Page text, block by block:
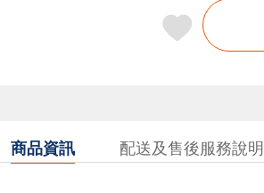
商品資訊 配送及售後服務說明